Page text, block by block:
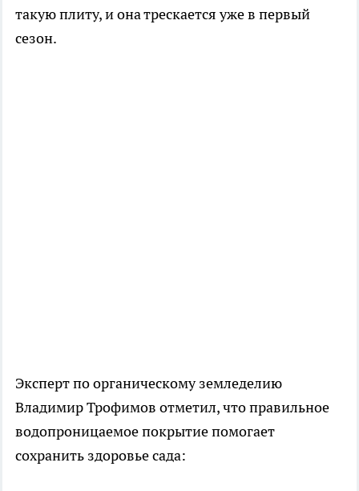
такую плиту, и она трескается уже в первый
сезон.
Эксперт по органическому земледелию
Владимир Трофимов отметил, что правильное
водопроницаемое покрытие помогает
сохранить здоровье сада: